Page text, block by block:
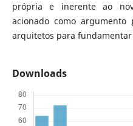
própria e inerente ao
acionado como argumento
arquitetos para fundamentar
Downloads